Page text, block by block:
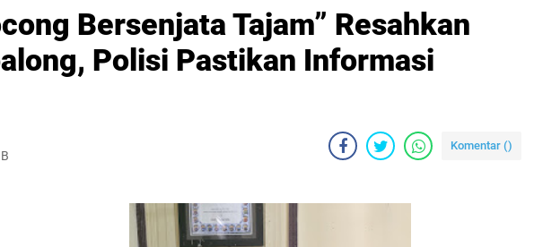
Bersenjata Tajam” Resahkan
Polisi Pastikan Informasi
Komentar ()